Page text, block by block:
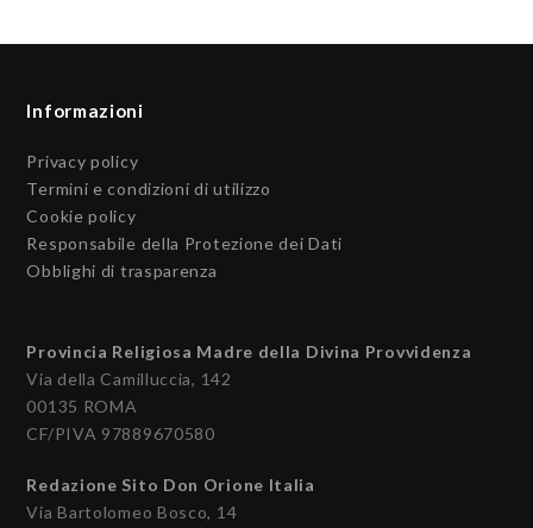
Informazioni
Privacy policy
Termini e condizioni di utilizzo
Cookie policy
Responsabile della Protezione dei Dati
Obblighi di trasparenza
Provincia Religiosa Madre della Divina Provvidenza
Via della Camilluccia, 142
00135 ROMA
CF/PIVA 97889670580
Redazione Sito Don Orione Italia
Via Bartolomeo Bosco, 14